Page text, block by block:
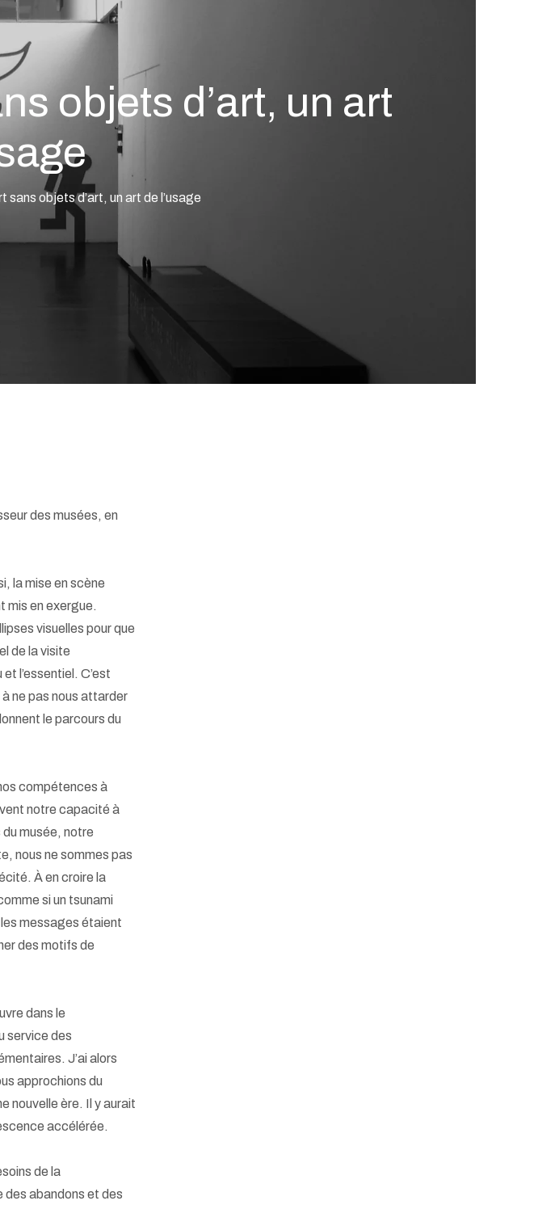
objets d’art, un art
sans objets d’art, un art de l’usage
des musées, en
la mise en scène
mis en exergue.
visuelles pour que
de la visite
l’essentiel. C’est
ne pas nous attarder
le parcours du
compétences à
notre capacité à
musée, notre
nous ne sommes pas
À en croire la
si un tsunami
messages étaient
des motifs de
dans le
service des
J’ai alors
approchions du
nouvelle ère. Il y aurait
accélérée.
de la
des abandons et des